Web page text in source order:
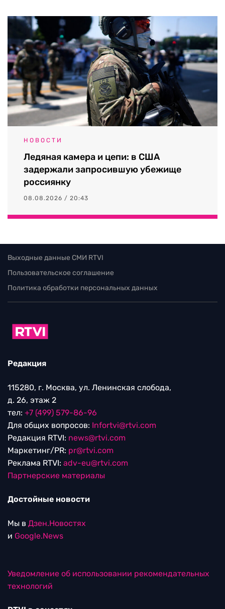
НОВОСТИ
Ледяная камера и цепи: в США
задержали запросившую убежище
россиянку
08.08.2026 / 20:43
Выходные данные СМИ RTVI
Пользовательское соглашение
Политика обработки персональных данных
Редакция
115280, г. Москва, ул. Ленинская слобода,
д. 26, этаж 2
тел: +7 (499) 579-86-96
Для общих вопросов: Infortvi@rtvi.com
Редакция RTVI: news@rtvi.com
Маркетинг/PR: pr@rtvi.com
Реклама RTVI: adv-eu@rtvi.com
Партнерские материалы
Достойные новости
Мы в Дзен.Новостях
и Google.News
Уведомление об использовании рекомендательных
технологий